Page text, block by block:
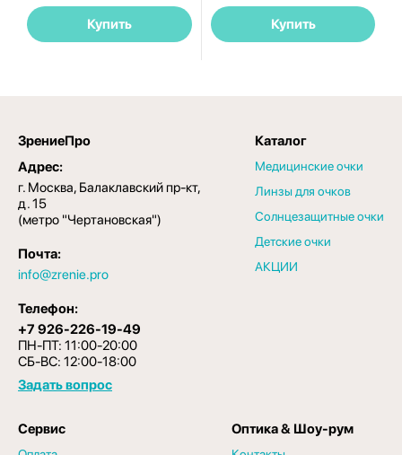
Купить Купить
ЗрениеПро
Адрес:
г. Москва, Балаклавский пр-кт,
д. 15
(метро "Чертановская")
Почта:
info@zrenie.pro
Телефон:
+7 926-226-19-49
ПН-ПТ: 11:00-20:00
СБ-ВС: 12:00-18:00
Задать вопрос
Каталог
Медицинские очки
Линзы для очков
Солнцезащитные очки
Детские очки
АКЦИИ
Сервис Оптика & Шоу-рум